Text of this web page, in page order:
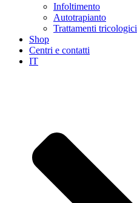
Infoltimento
Autotrapianto
Trattamenti tricologici
Shop
Centri e contatti
IT